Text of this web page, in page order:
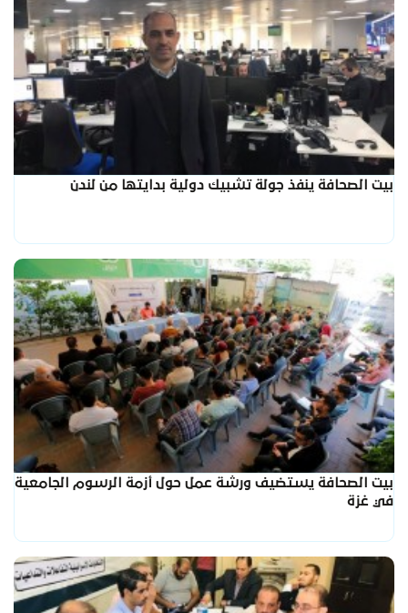
بيت الصحافة ينفذ جولة تشبيك دولية بدايتها من لندن
بيت الصحافة يستضيف ورشة عمل حول أزمة الرسوم الجامعية
في غزة